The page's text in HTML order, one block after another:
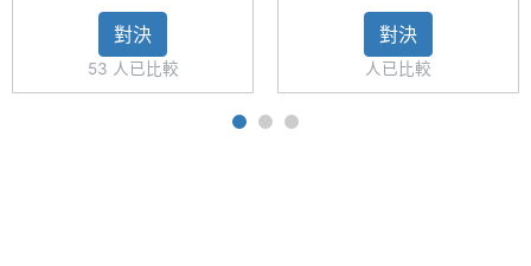
◎ 12GB RAM / 256GB ROM（LPDDR4X／
UFS2.2）
◎ 前置 3,200 萬畫素鏡頭
◎ 後置 5,000 萬畫素主鏡頭 + 800 萬畫素超廣角鏡
92.2 %
對決
53 人已比較
對決
人已比較